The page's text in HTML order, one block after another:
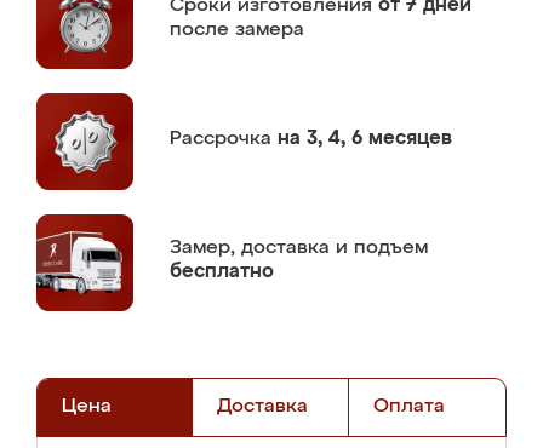
Сроки изготовления от 7 дней
после замера
Рассрочка на 3, 4, 6 месяцев
Замер, доставка и подъем
бесплатно
Цена Доставка Оплата